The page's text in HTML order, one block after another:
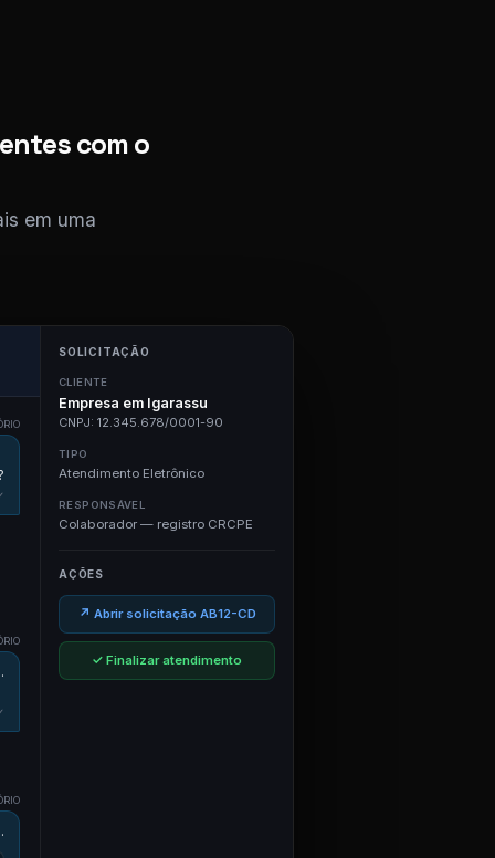
com o
em uma
SOLICITAÇÃO
CLIENTE
Empresa em Igarassu
CNPJ: 12.345.678/0001-90
TIPO
Atendimento Eletrônico
RESPONSÁVEL
Colaborador — registro CRCPE
AÇÕES
↗ Abrir solicitação AB12-CD
✓ Finalizar atendimento